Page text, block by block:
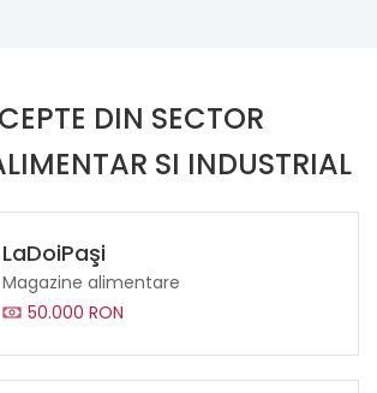
DIN SECTOR
SI INDUSTRIAL
LaDoiPaşi
Magazine alimentare
50.000 RON